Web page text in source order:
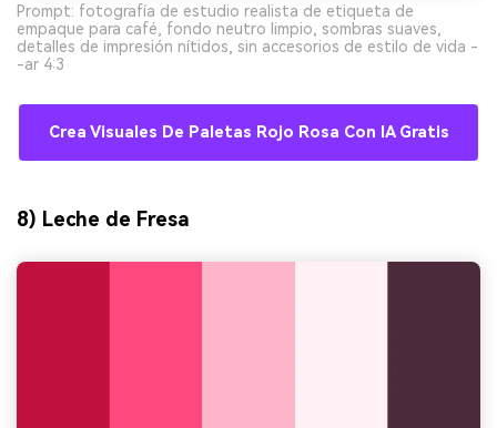
Prompt: fotografía de estudio realista de etiqueta de
empaque para café, fondo neutro limpio, sombras suaves,
detalles de impresión nítidos, sin accesorios de estilo de vida -
-ar 4:3
Crea Visuales De Paletas Rojo Rosa Con IA Gratis
8) Leche de Fresa